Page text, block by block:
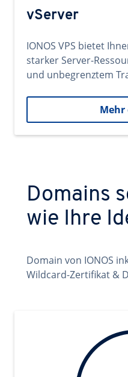
vServer
IONOS VPS bietet
starker Server-
und unbegrenztem
Mehr
Domains
wie Ihre
Domain von IONOS
Wildcard-Zertifikat &